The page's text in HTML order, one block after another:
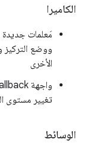
الكاميرا
مَعلمات جديدة
ووضع التركيز
الأخرى
تغيير مستوى
الوسائط